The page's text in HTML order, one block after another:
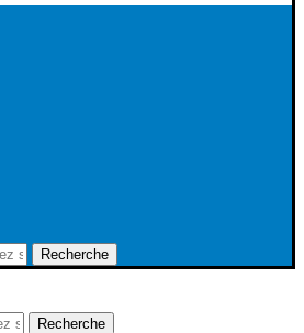
Recherche
Recherche